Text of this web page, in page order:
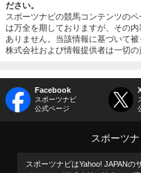
ださい。
スポーツナビの競馬コンテンツの
は万全を期しておりますが、その
ありません。当該情報に基づいて
株式会社および情報提供者は一切の
Facebook
スポーツナビ
公式ページ
スポーツ
スポーツナビはYahoo! JAPANの